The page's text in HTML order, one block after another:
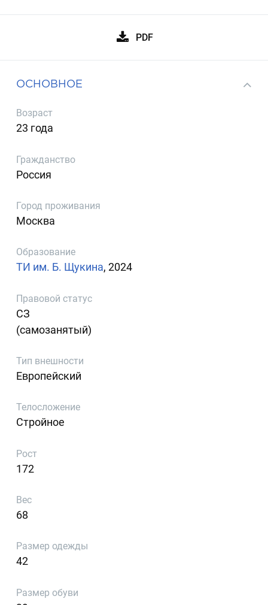
PDF
ОСНОВНОЕ
Возраст
23 года
Гражданство
Россия
Город проживания
Москва
Образование
ТИ им. Б. Щукина, 2024
Правовой статус
СЗ
(самозанятый)
Тип внешности
Европейский
Телосложение
Стройное
Рост
172
Вес
68
Размер одежды
42
Размер обуви